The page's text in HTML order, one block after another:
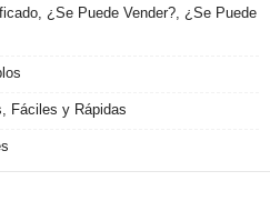
¿Se Puede Vender?, ¿Se Puede
Fáciles y Rápidas